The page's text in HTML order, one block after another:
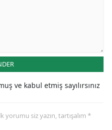
ve kabul etmiş sayılırsınız
siz yazın, tartışalım *